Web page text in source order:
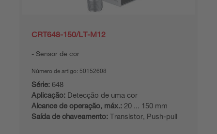
CRT648-150/LT-M12
Sensor de cor
Número de artigo: 50152608
Série: 648
Aplicação: Detecção de uma cor
Alcance de operação, máx.: 20 ... 150 mm
Saída de chaveamento: Transístor, Push-pull